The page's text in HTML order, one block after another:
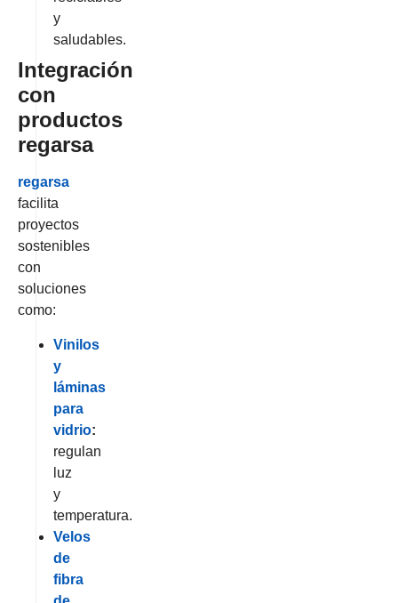
y
saludables.
Integración
con
productos
regarsa
regarsa
facilita
proyectos
sostenibles
con
soluciones
como:
Vinilos
y
láminas
para
vidrio:
regulan
luz
y
temperatura.
Velos
de
fibra